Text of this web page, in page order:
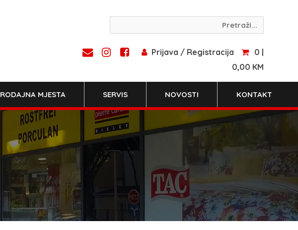
Prijava / Registracija
0 |
0,00 KM
MJESTA SERVIS NOVOSTI KONTAKT